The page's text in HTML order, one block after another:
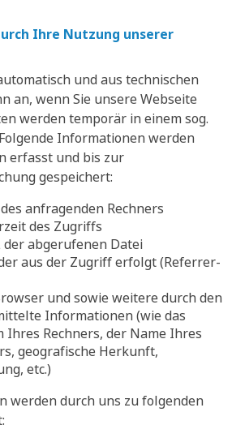
Ihre Nutzung unserer
und aus technischen
an, wenn Sie unsere Webseite
werden temporär in einem sog.
Informationen werden
erfasst und bis zur
gespeichert:
anfragenden Rechners
des Zugriffs
der abgerufenen Datei
aus der Zugriff erfolgt (Referrer-
und sowie weitere durch den
Informationen (wie das
Ihres Rechners, der Name Ihres
geografische Herkunft,
etc.)
werden durch uns zu folgenden